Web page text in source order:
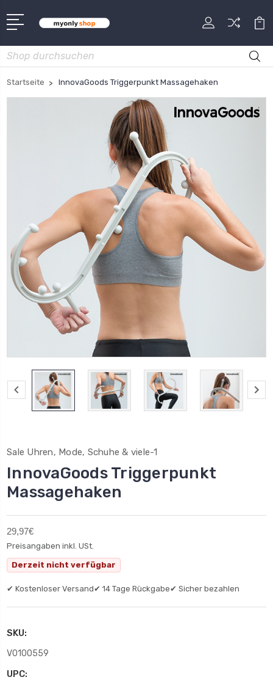
Suche
Startseite InnovaGoods Triggerpunkt Massagehaken
Sale Uhren, Mode, Schuhe & viele-1
InnovaGoods Triggerpunkt
Massagehaken
29,97€
Preisangaben inkl. USt.
Derzeit nicht verfügbar
✔ Kostenloser Versand✔ 14 Tage Rückgabe✔ Sicher bezahlen
SKU:
V0100559
UPC: